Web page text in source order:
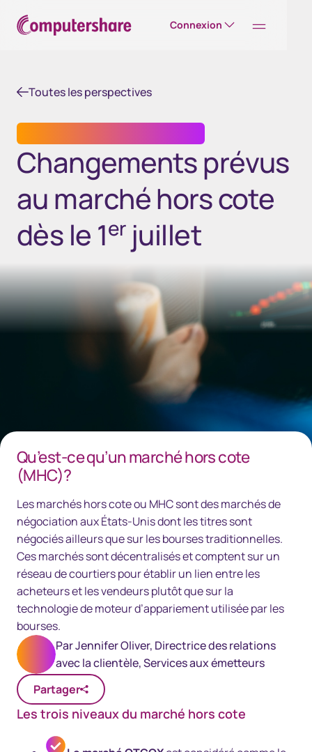
Connexion
Toutes les perspectives
Changements prévus
au marché hors cote
dès le 1erjuillet
Qu’est-ce qu’un marché hors cote
(MHC)?
Les marchés hors cote ou MHC sont des marchés de
négociation aux États-Unis dont les titres sont
négociés ailleurs que sur les bourses traditionnelles.
Ces marchés sont décentralisés et comptent sur un
réseau de courtiers pour établir un lien entre les
acheteurs et les vendeurs plutôt que sur la
technologie de moteur d’appariement utilisée par les
bourses.
ParJennifer Oliver, Directrice des relations
avec la clientèle, Services aux émetteurs
Partager
Les trois niveaux du marché hors cote